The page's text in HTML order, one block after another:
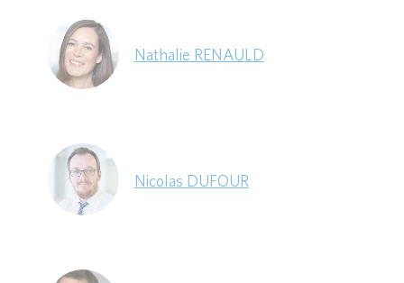
Nathalie RENAULD
Nicolas DUFOUR